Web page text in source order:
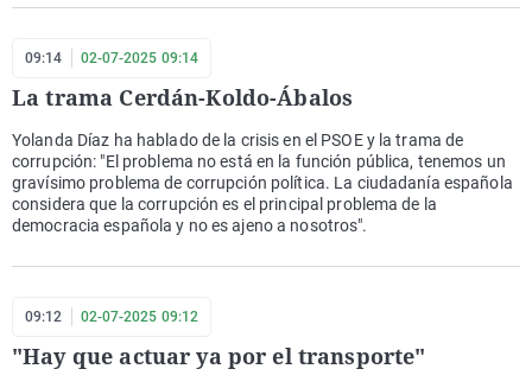
09:14 02-07-2025 09:14
La trama Cerdán-Koldo-Ábalos
Yolanda Díaz ha hablado de la crisis en el PSOE y la trama de
corrupción: "El problema no está en la función pública, tenemos un
gravísimo problema de corrupción política. La ciudadanía española
considera que la corrupción es el principal problema de la
democracia española y no es ajeno a nosotros".
09:12 02-07-2025 09:12
"Hay que actuar ya por el transporte"